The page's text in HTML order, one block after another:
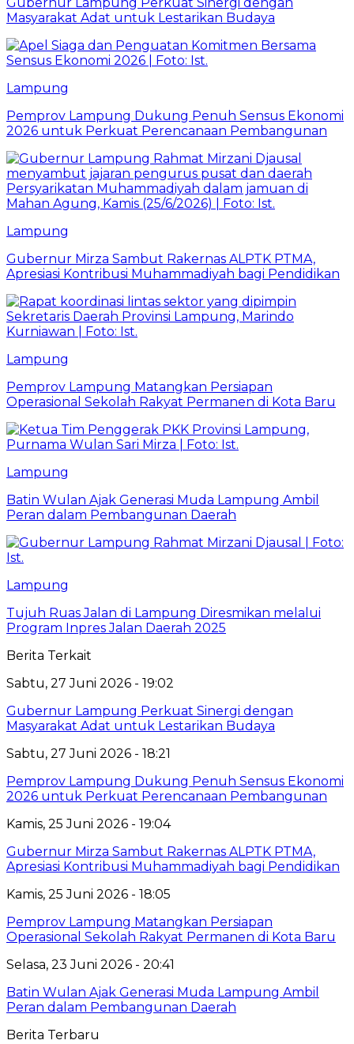
Gubernur Lampung Perkuat Sinergi dengan
Masyarakat Adat untuk Lestarikan Budaya
Lampung
Pemprov Lampung Dukung Penuh Sensus Ekonomi
2026 untuk Perkuat Perencanaan Pembangunan
Lampung
Gubernur Mirza Sambut Rakernas ALPTK PTMA,
Apresiasi Kontribusi Muhammadiyah bagi Pendidikan
Lampung
Pemprov Lampung Matangkan Persiapan
Operasional Sekolah Rakyat Permanen di Kota Baru
Lampung
Batin Wulan Ajak Generasi Muda Lampung Ambil
Peran dalam Pembangunan Daerah
Lampung
Tujuh Ruas Jalan di Lampung Diresmikan melalui
Program Inpres Jalan Daerah 2025
Berita Terkait
Sabtu, 27 Juni 2026 - 19:02
Gubernur Lampung Perkuat Sinergi dengan
Masyarakat Adat untuk Lestarikan Budaya
Sabtu, 27 Juni 2026 - 18:21
Pemprov Lampung Dukung Penuh Sensus Ekonomi
2026 untuk Perkuat Perencanaan Pembangunan
Kamis, 25 Juni 2026 - 19:04
Gubernur Mirza Sambut Rakernas ALPTK PTMA,
Apresiasi Kontribusi Muhammadiyah bagi Pendidikan
Kamis, 25 Juni 2026 - 18:05
Pemprov Lampung Matangkan Persiapan
Operasional Sekolah Rakyat Permanen di Kota Baru
Selasa, 23 Juni 2026 - 20:41
Batin Wulan Ajak Generasi Muda Lampung Ambil
Peran dalam Pembangunan Daerah
Berita Terbaru